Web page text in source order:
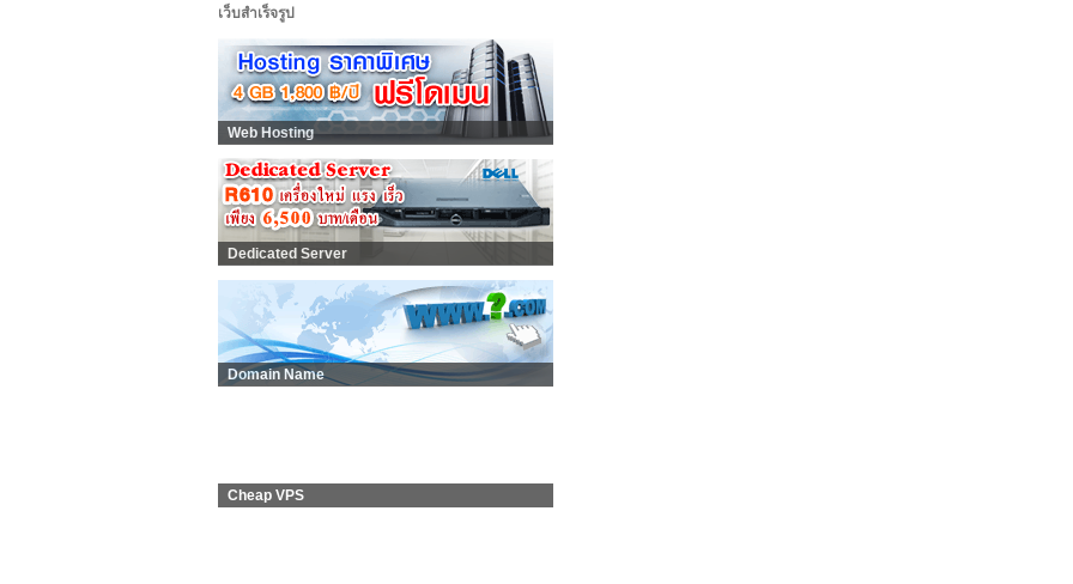
เว็บสำเร็จรูป
Web Hosting
Dedicated Server
Domain Name
Cheap VPS